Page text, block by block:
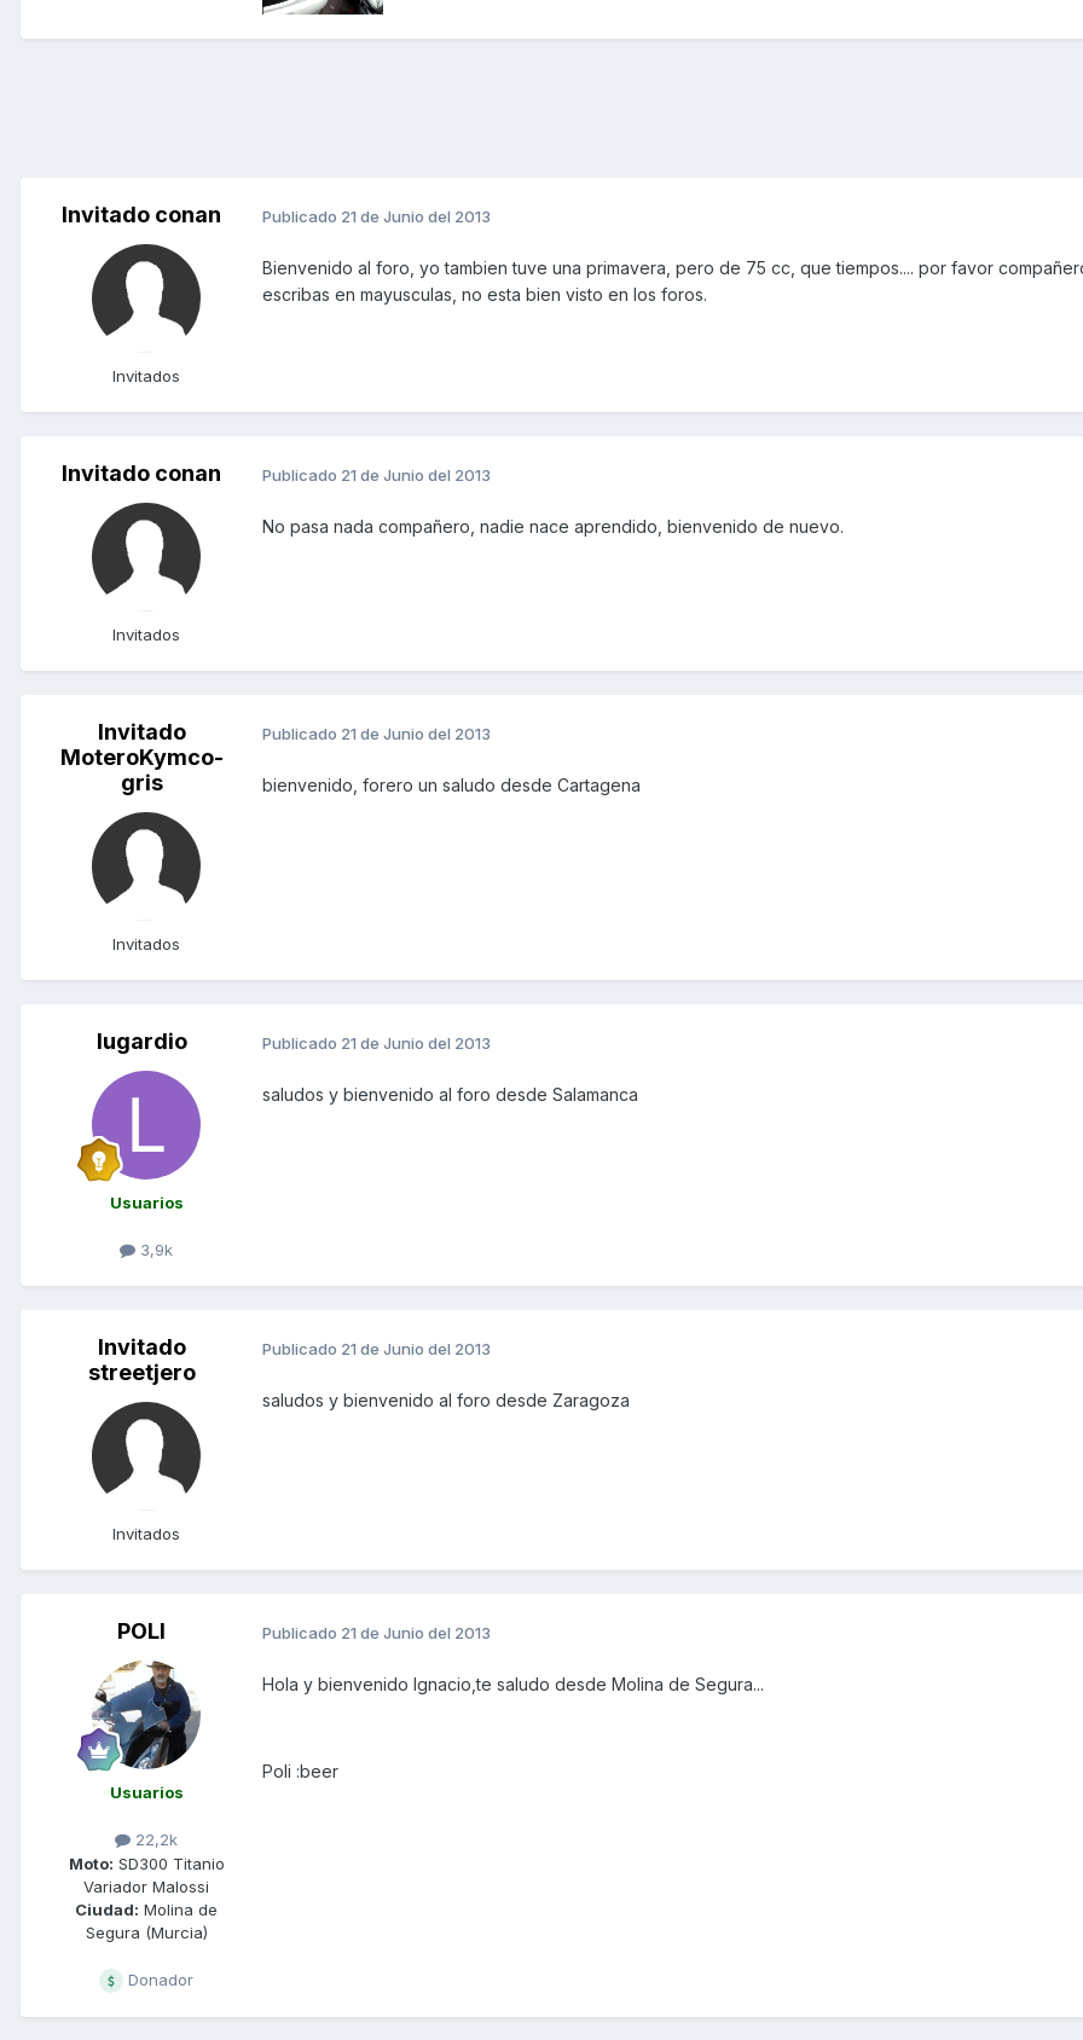
Invitado conan
Invitados
Publicado 21 de Junio del 2013
Bienvenido al foro, yo tambien tuve una primavera, pero de 75 cc, que tiempos.... por favor
escribas en mayusculas, no esta bien visto en los foros.
Invitado conan
Invitados
Publicado 21 de Junio del 2013
No pasa nada compañero, nadie nace aprendido, bienvenido de nuevo.
Invitado
MoteroKymco-
gris
Invitados
Publicado 21 de Junio del 2013
bienvenido, forero un saludo desde Cartagena
lugardio
Usuarios
3,9k
Publicado 21 de Junio del 2013
saludos y bienvenido al foro desde Salamanca
Invitado
streetjero
Invitados
Publicado 21 de Junio del 2013
saludos y bienvenido al foro desde Zaragoza
POLI
Usuarios
22,2k
Moto: SD300 Titanio
Variador Malossi
Ciudad: Molina de
Segura (Murcia)
Donador
Publicado 21 de Junio del 2013
Hola y bienvenido Ignacio,te saludo desde Molina de Segura...
Poli :beer